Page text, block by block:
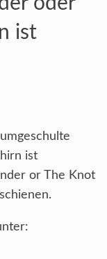
ist
ist
or The Knot